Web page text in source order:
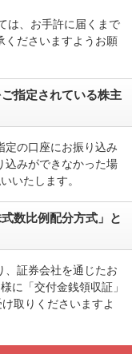
は、お手許に届くまで
くださいますようお願
指定されている株主
定の口座にお振り込み
込みができなかった場
いたします。
数比例配分方式」と
、証券会社を通じたお
に「交付金銭領収証」
取りくださいますよ